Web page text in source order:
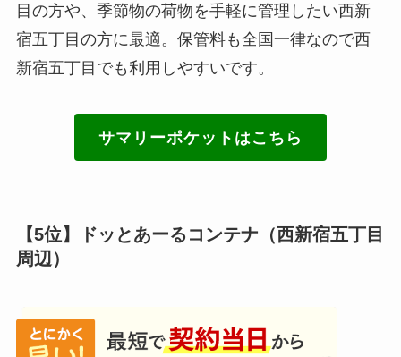
目の方や、季節物の荷物を手軽に管理したい西新
宿五丁目の方に最適。保管料も全国一律なので西
新宿五丁目でも利用しやすいです。
サマリーポケットはこちら
【5位】ドッとあーるコンテナ（西新宿五丁目
周辺）